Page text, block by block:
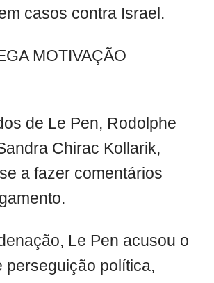
casos contra Israel.
MOTIVAÇÃO
de Le Pen, Rodolphe
Chirac Kollarik,
a fazer comentários
Le Pen acusou o
perseguição política,